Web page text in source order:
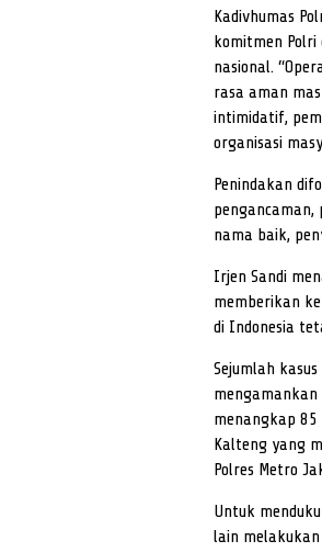
Kadivhumas
komitmen
nasional.
rasa aman
intimidatif,
organisasi
Penindakan
pengancaman,
nama baik,
Irjen Sandi
memberikan
di Indonesia
Sejumlah
menangkap
Kalteng yang
Polres Metro
Untuk
lain